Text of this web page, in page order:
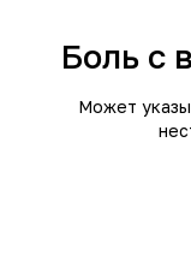
Боль с
Может